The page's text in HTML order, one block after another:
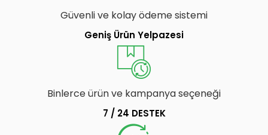
Güvenli ve kolay ödeme sistemi
Geniş Ürün Yelpazesi
Binlerce ürün ve kampanya seçeneği
7 / 24 DESTEK